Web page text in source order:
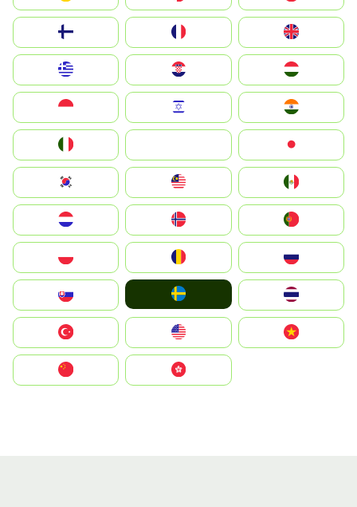
United Kingdom
Magyarország
South Korea
United States
中國香港特別行政區